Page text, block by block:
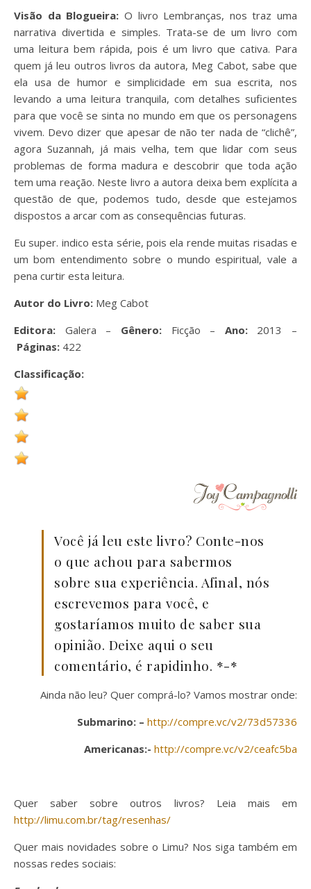
Visão da Blogueira: O livro Lembranças, nos traz uma
narrativa divertida e simples. Trata-se de um livro com
uma leitura bem rápida, pois é um livro que cativa. Para
quem já leu outros livros da autora, Meg Cabot, sabe que
ela usa de humor e simplicidade em sua escrita, nos
levando a uma leitura tranquila, com detalhes suficientes
para que você se sinta no mundo em que os personagens
vivem. Devo dizer que apesar de não ter nada de “clichê”,
agora Suzannah, já mais velha, tem que lidar com seus
problemas de forma madura e descobrir que toda ação
tem uma reação. Neste livro a autora deixa bem explícita a
questão de que, podemos tudo, desde que estejamos
dispostos a arcar com as consequências futuras.
Eu super. indico esta série, pois ela rende muitas risadas e
um bom entendimento sobre o mundo espiritual, vale a
pena curtir esta leitura.
Autor do Livro: Meg Cabot
Editora: Galera – Gênero:Ficção – Ano:2013 –
Páginas: 422
Classificação:
Você já leu este livro? Conte-nos
o que achou para sabermos
sobre sua experiência. Afinal, nós
escrevemos para você, e
gostaríamos muito de saber sua
opinião. Deixe aqui o seu
comentário, é rapidinho. *-*
Ainda não leu? Quer comprá-lo? Vamos mostrar onde:
Submarino: – http://compre.vc/v2/73d57336
Americanas:- http://compre.vc/v2/ceafc5ba
Quer saber sobre outros livros? Leia mais em
http://limu.com.br/tag/resenhas/
Quer mais novidades sobre o Limu? Nos siga também em
nossas redes sociais: